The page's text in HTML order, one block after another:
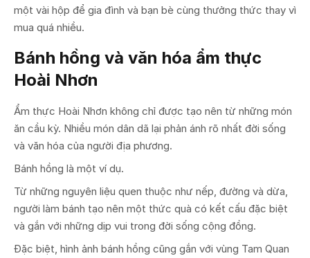
một vài hộp để gia đình và bạn bè cùng thưởng thức thay vì
mua quá nhiều.
Bánh hồng và văn hóa ẩm thực
Hoài Nhơn
Ẩm thực Hoài Nhơn không chỉ được tạo nên từ những món
ăn cầu kỳ. Nhiều món dân dã lại phản ánh rõ nhất đời sống
và văn hóa của người địa phương.
Bánh hồng là một ví dụ.
Từ những nguyên liệu quen thuộc như nếp, đường và dừa,
người làm bánh tạo nên một thức quà có kết cấu đặc biệt
và gắn với những dịp vui trong đời sống cộng đồng.
Đặc biệt, hình ảnh bánh hồng cũng gắn với vùng Tam Quan